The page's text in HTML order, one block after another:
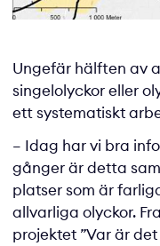
Ungefär hälften av
singelolyckor eller
ett systematiskt
– Idag har vi bra
gånger är detta
platser som är
allvarliga olyckor.
projektet ”Var är